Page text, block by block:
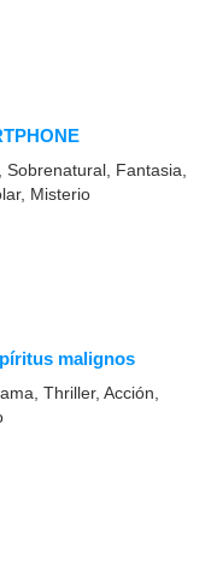
Sobrenatural, Fantasia,
Misterio
malignos
Thriller, Acción,